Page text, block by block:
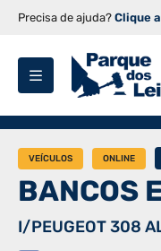
Precisa de ajuda? Clique
VEÍCULOS ONLINE
BANCOS
I/PEUGEOT 308